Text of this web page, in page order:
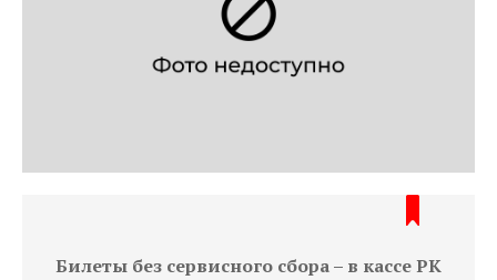
Билеты без сервисного сбора – в кассе РК